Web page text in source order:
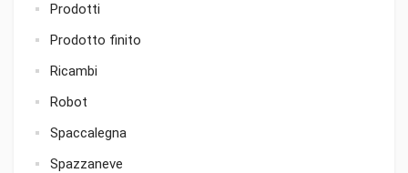
Prodotti
Prodotto finito
Ricambi
Robot
Spaccalegna
Spazzaneve